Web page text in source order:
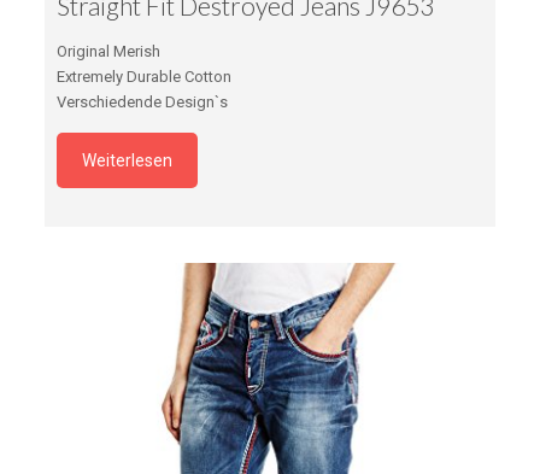
Original Merish
Extremely Durable Cotton
Verschiedende Design`s
Weiterlesen